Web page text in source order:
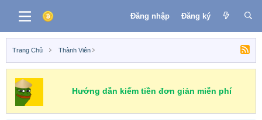
Đăng nhập Đăng ký
Trang Chủ Thành Viên
Hướng dẫn kiếm tiền đơn giản miễn phí